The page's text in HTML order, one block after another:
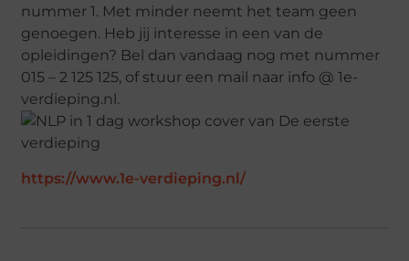
nummer 1. Met minder neemt het team geen
genoegen. Heb jij interesse in een van de
opleidingen? Bel dan vandaag nog met nummer
015 – 2 125 125, of stuur een mail naar info @ 1e-
verdieping.nl.
https://www.1e-verdieping.nl/